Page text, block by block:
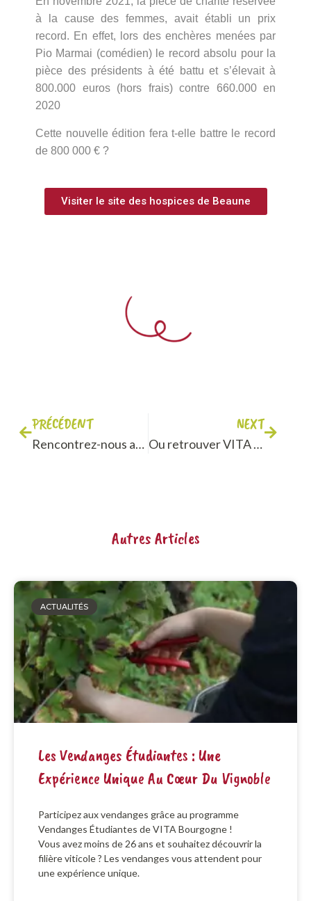
à la cause des femmes, avait établi un prix
record. En effet, lors des enchères menées par
Pio Marmai (comédien) le record absolu pour la
pièce des présidents à été battu et s’élevait à
800.000 euros (hors frais) contre 660.000 en
2020
Cette nouvelle édition fera t-elle battre le record
de 800 000 € ?
Visiter le site des hospices de Beaune
PRÉCÉDENT
Rencontrez-nous au Village des recruteurs 2022 pour parler de votre avenir professionnel !
NEXT
Ou retrouver VITA Bourgogne en novembre ?
Autres Articles
ACTUALITÉS
Les Vendanges Étudiantes : Une
Expérience Unique Au Cœur Du Vignoble
Participez aux vendanges grâce au programme
Vendanges Étudiantes de VITA Bourgogne !
Vous avez moins de 26 ans et souhaitez découvrir la
filière viticole ? Les vendanges vous attendent pour
une expérience unique.